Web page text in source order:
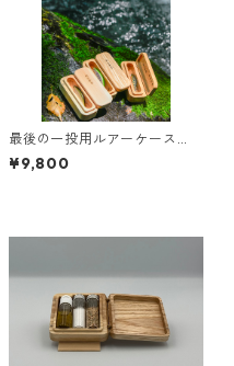
最後の一投用ルアーケース
『釣り人のお守り』
【スタンダード】
¥9,800